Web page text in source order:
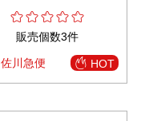
販売個数3件
佐川急便 HOT